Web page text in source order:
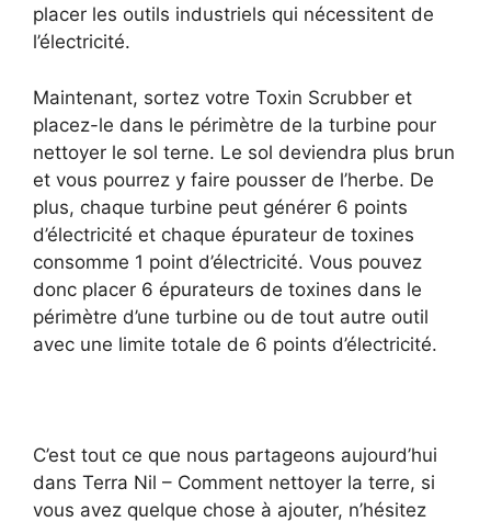
placer les outils industriels qui nécessitent de
l’électricité.
Maintenant, sortez votre Toxin Scrubber et
placez-le dans le périmètre de la turbine pour
nettoyer le sol terne. Le sol deviendra plus brun
et vous pourrez y faire pousser de l’herbe. De
plus, chaque turbine peut générer 6 points
d’électricité et chaque épurateur de toxines
consomme 1 point d’électricité. Vous pouvez
donc placer 6 épurateurs de toxines dans le
périmètre d’une turbine ou de tout autre outil
avec une limite totale de 6 points d’électricité.
C’est tout ce que nous partageons aujourd’hui
dans Terra Nil – Comment nettoyer la terre, si
vous avez quelque chose à ajouter, n’hésitez